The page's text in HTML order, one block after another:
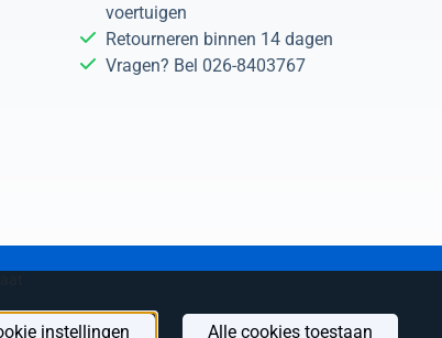
voertuigen
Retourneren binnen 14 dagen
Vragen? Bel 026-8403767
instellingen Alle cookies toestaan